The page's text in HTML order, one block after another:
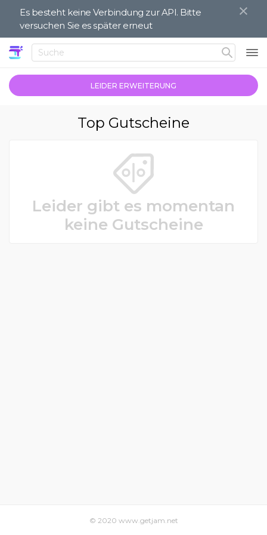
Es besteht keine Verbindung zur API. Bitte
versuchen Sie es später erneut
LEIDER ERWEITERUNG
Top Gutscheine
Leider gibt es momentan
keine Gutscheine
© 2020 www.getjam.net